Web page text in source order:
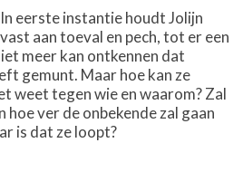
In eerste instantie houdt Jolijn
vast aan toeval en pech, tot er een
meer kan ontkennen dat
gemunt. Maar hoe kan ze
weet tegen wie en waarom? Zal
ver de onbekende zal gaan
is dat ze loopt?